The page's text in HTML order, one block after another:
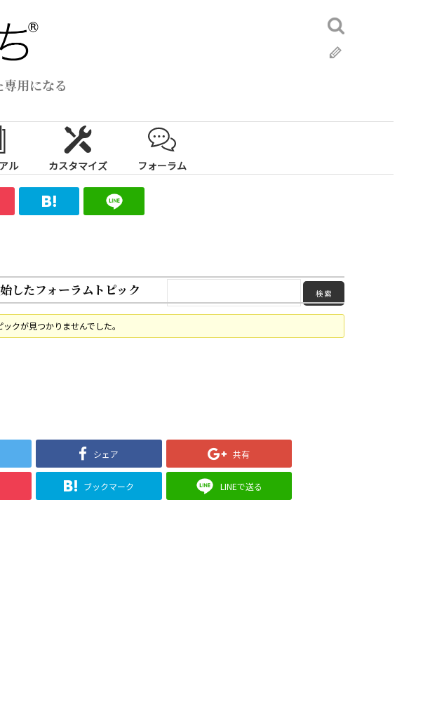
用になる
検
索:
ル カスタマイズ フォーラム
したフォーラムトピック
ックが見つかりませんでした。
シェア 共有
ブックマーク LINEで送る